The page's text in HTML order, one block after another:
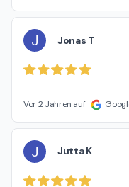
J Jonas T
Vor 2 Jahren auf
J Jutta K